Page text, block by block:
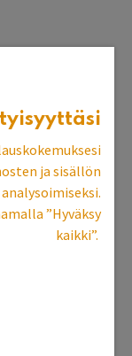
ja sisällön
”Hyväksy
kaikki”.